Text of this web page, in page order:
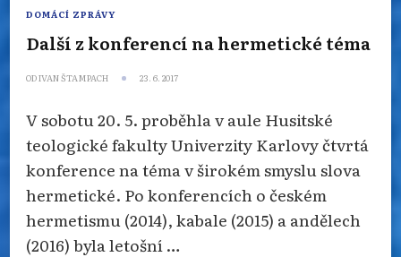
DOMÁCÍ ZPRÁVY
Další z konferencí na hermetické téma
ODIVAN ŠTAMPACH 23. 6. 2017
V sobotu 20. 5. proběhla v aule Husitské
teologické fakulty Univerzity Karlovy čtvrtá
konference na téma v širokém smyslu slova
hermetické. Po konferencích o českém
hermetismu (2014), kabale (2015) a andělech
(2016) byla letošní …